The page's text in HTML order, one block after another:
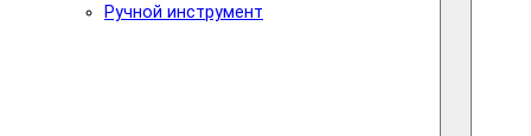
Ручной инструмент